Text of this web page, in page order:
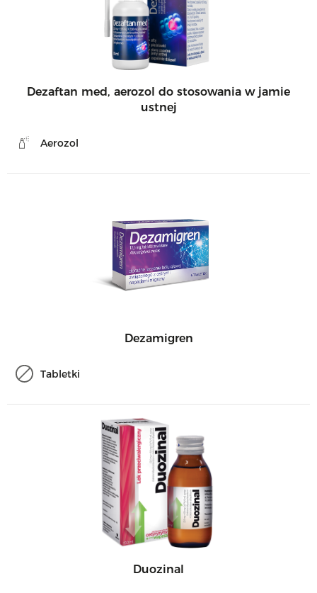
Dezaftan med, aerozol do stosowania w jamie
ustnej
Aerozol
Dezamigren
Tabletki
Duozinal